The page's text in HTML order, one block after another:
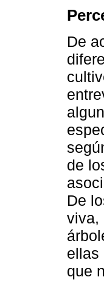
De
de
De
viva,
ellas
que